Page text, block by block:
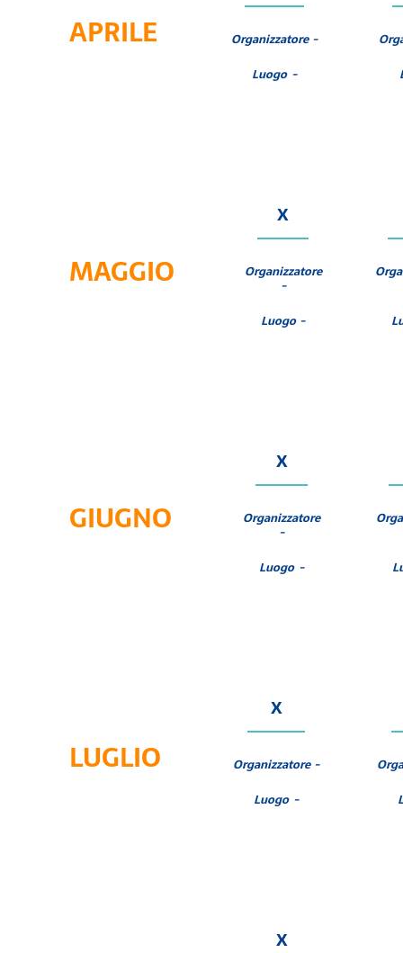
APRILE
Organizzatore -
Luogo -
MAGGIO
X
Organizzatore
-
Luogo -
GIUGNO
X
Organizzatore
-
Luogo -
LUGLIO
X
Organizzatore -
Luogo -
X